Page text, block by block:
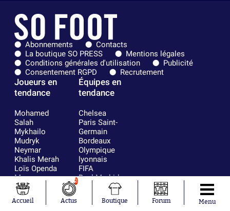
Abonnements
Contacts
La boutique SO PRESS
Mentions légales
Conditions générales d'utilisation
Publicité
Consentement RGPD
Recrutement
Joueurs en
tendance
Mohamed
Salah
Mykhailo
Mudryk
Neymar
Khalis Merah
Loïs Openda
Moussa
Niakhaté
Nicolás
Tagliafico
Équipes en
tendance
Chelsea
Paris Saint-
Germain
Bordeaux
Olympique
lyonnais
FIFA
Real Madrid
RC Strasbourg
AC Milan
France
Accueil
2
Actus Boutique Forum Menu